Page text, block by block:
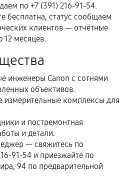
деталей, если иное не
гарантийного
это не указано в
куплены
работы может
или частично, если
условия:
по +7 (391) 216-91-54.
бесплатна, статус сообщаем
клиентов — отчётные
12 месяцев.
инженеры Canon с сотнями
объективов.
измерительные комплексы для
и постремонтная
и детали.
— свяжитесь по
91-54 и приезжайте по
94 по предварительной